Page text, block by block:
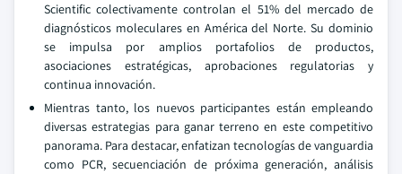
Scientific colectivamente controlan el 51% del mercado de
diagnósticos moleculares en América del Norte. Su dominio
se impulsa por amplios portafolios de productos,
asociaciones estratégicas, aprobaciones regulatorias y
continua innovación.
Mientras tanto, los nuevos participantes están empleando
diversas estrategias para ganar terreno en este competitivo
panorama. Para destacar, enfatizan tecnologías de vanguardia
como PCR, secuenciación de próxima generación, análisis